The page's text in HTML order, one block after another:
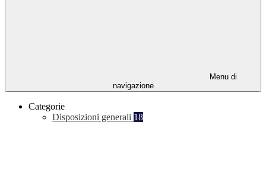
Menu di
navigazione
Categorie
Disposizioni generali 18